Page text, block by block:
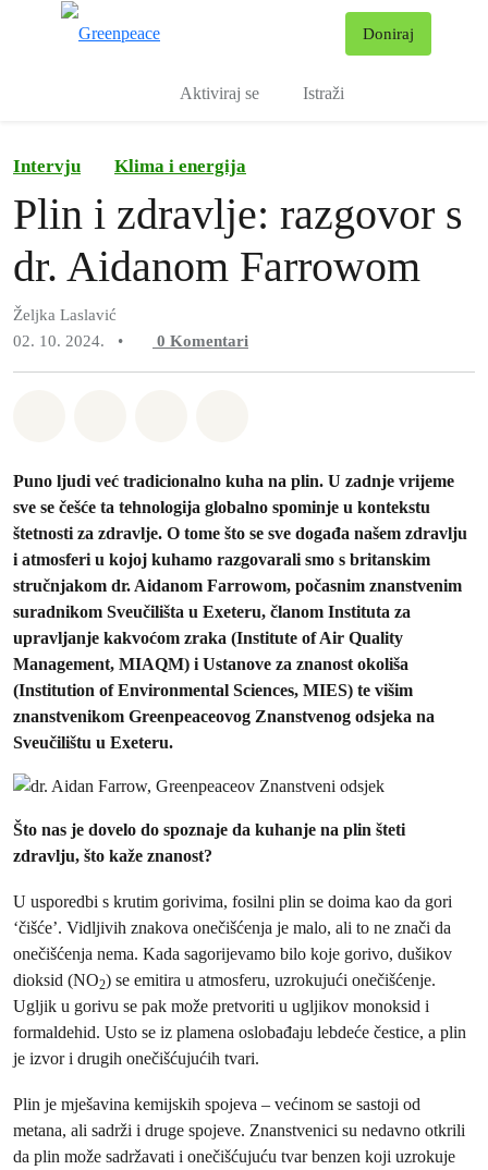
Doniraj
Aktiviraj se Istraži
Intervju Klima i energija
Plin i zdravlje: razgovor s
dr. Aidanom Farrowom
Željka Laslavić
02. 10. 2024.
• 0 Komentari
Puno ljudi već tradicionalno kuha na plin. U zadnje vrijeme
sve se češće ta tehnologija globalno spominje u kontekstu
štetnosti za zdravlje. O tome što se sve događa našem zdravlju
i atmosferi u kojoj kuhamo razgovarali smo s britanskim
stručnjakom dr. Aidanom Farrowom, počasnim znanstvenim
suradnikom Sveučilišta u Exeteru, članom Instituta za
upravljanje kakvoćom zraka (Institute of Air Quality
Management, MIAQM) i Ustanove za znanost okoliša
(Institution of Environmental Sciences, MIES) te višim
znanstvenikom Greenpeaceovog Znanstvenog odsjeka na
Sveučilištu u Exeteru.
Što nas je dovelo do spoznaje da kuhanje na plin šteti
zdravlju, što kaže znanost?
U usporedbi s krutim gorivima, fosilni plin se doima kao da gori
‘čišće’. Vidljivih znakova onečišćenja je malo, ali to ne znači da
onečišćenja nema. Kada sagorijevamo bilo koje gorivo, dušikov
dioksid (NO2) se emitira u atmosferu, uzrokujući onečišćenje.
Ugljik u gorivu se pak može pretvoriti u ugljikov monoksid i
formaldehid. Usto se iz plamena oslobađaju lebdeće čestice, a plin
je izvor i drugih onečišćujućih tvari.
Plin je mješavina kemijskih spojeva – većinom se sastoji od
metana, ali sadrži i druge spojeve. Znanstvenici su nedavno otkrili
da plin može sadržavati i onečišćujuću tvar benzen koji uzrokuje